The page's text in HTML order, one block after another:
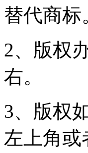
替代商标
2、版权
右。
3、版权
左上角或